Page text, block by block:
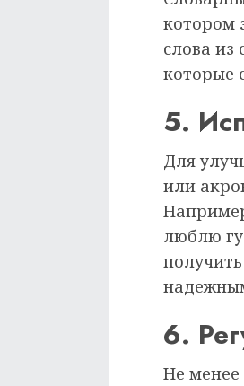
котором
слова из
которые
5.
Для
или
люблю
6.
Не менее